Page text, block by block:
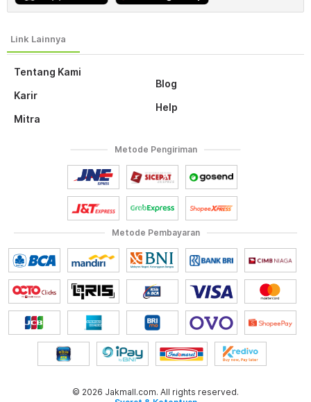
Tentang Kami
Karir
Mitra
Blog
Help
Metode Pembayaran
Metode Pengiriman
© 2026 Jakmall.com. All rights reserved.